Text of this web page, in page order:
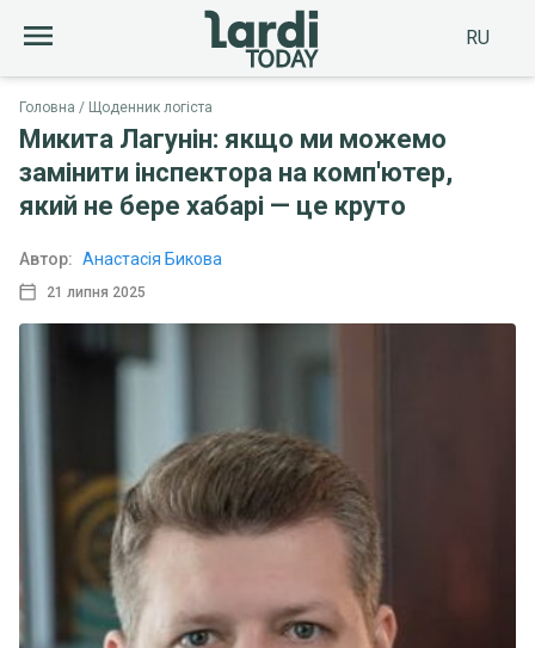
RU
Головна Щоденник логіста
Микита Лагунін: якщо ми можемо
замінити інспектора на комп'ютер,
який не бере хабарі — це круто
21 липня 2025
Автор: Анастасія Бикова